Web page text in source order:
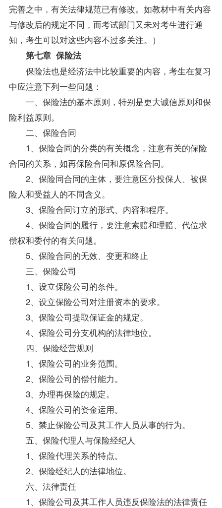
完善之中，有关法律规范已有修改。如教材中有关内容
与修改后的规定不同，而考试部门又未对考生进行通
知，考生可以对这些内容不过多关注。）
第七章 保险法
保险法也是经济法中比较重要的内容，考生在复习
中应注意下列一些问题：
一、保险法的基本原则，特别是更大诚信原则和保
险利益原则。
二、保险合同
1、保险合同的分类的有关概念，注意有关的保险
合同的关系，如再保险合同和原保险合同。
2、保险同合同的主体，要注意区分投保人、被保
险人和受益人的不同含义。
3、保险合同订立的形式、内容和程序。
4、保险合同的履行，要注意索赔和理赔、代位求
偿权和委付的有关问题。
5、保险合同的无效、变更和终止
三、保险公司
1、设立保险公司的条件。
2、设立保险公司对注册资本的要求。
3、保险公司提取保证金的规定。
4、保险公司分支机构的法律地位。
四、保险经营规则
1、保险公司的业务范围。
2、保险公司的偿付能力。
3、办理再保险的规定。
4、保险公司的资金运用。
5、禁止保险公司及其工作人员从事的行为。
五、保险代理人与保险经纪人
1、保险代理关系的特点。
2、保险经纪人的法律地位。
六、法律责任
1、保险公司及其工作人员违反保险法的法律责任